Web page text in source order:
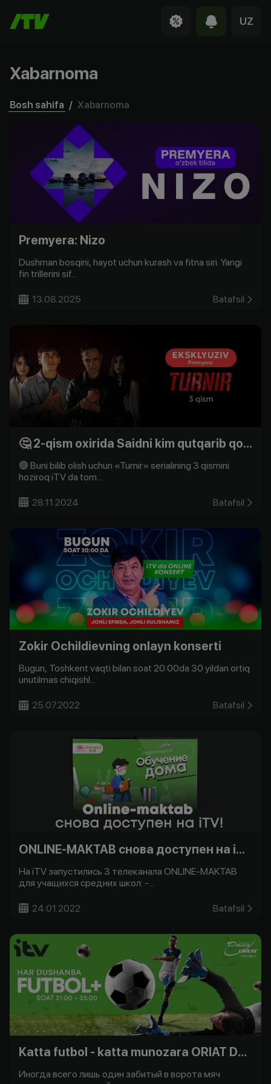
UZ
Xabarnoma
Bosh sahifa / Xabarnoma
Premyera: Nizo
Dushman bosqini, hayot uchun kurash va fitna siri. Yangi
fin trillerini sif...
13.08.2025 Batafsil
🤔 2-qism oxirida Saidni kim qutqarib qoldi?
🟢 Buni bilib olish uchun «Turnir» serialining 3 qismini
hoziroq iTV da tom...
28.11.2024 Batafsil
Zokir Ochildievning onlayn konserti
Bugun, Toshkent vaqti bilan soat 20:00da 30 yildan ortiq
unutilmas chiqishl...
25.07.2022 Batafsil
ONLINE-MAKTAB снова доступен на iTV!
На iTV запустились 3 телеканала ONLINE-MAKTAB
для учащихся средних школ: -...
24.01.2022 Batafsil
Katta futbol - katta munozara ORIAT Dono bilan -
Иногда всего лишь один забитый в ворота мяч